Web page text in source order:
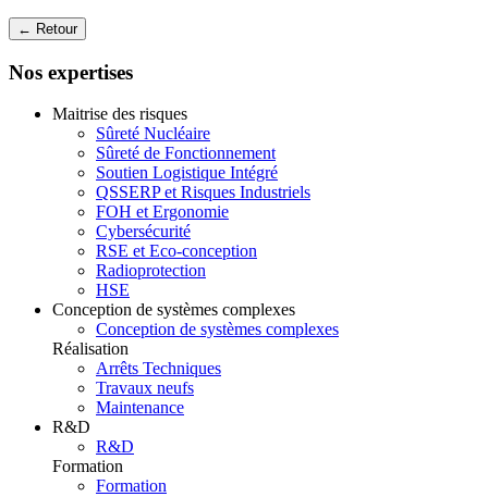
← Retour
Nos expertises
Maitrise des risques
Sûreté Nucléaire
Sûreté de Fonctionnement
Soutien Logistique Intégré
QSSERP et Risques Industriels
FOH et Ergonomie
Cybersécurité
RSE et Eco-conception
Radioprotection
HSE
Conception de systèmes complexes
Conception de systèmes complexes
Réalisation
Arrêts Techniques
Travaux neufs
Maintenance
R&D
R&D
Formation
Formation